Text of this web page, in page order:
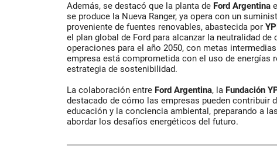
Además, se destacó que la planta de Ford Argentina
se produce la Nueva Ranger, ya opera con un
proveniente de fuentes renovables, abastecida por
el plan global de Ford para alcanzar la neutralidad de
operaciones para el año 2050, con metas
empresa está comprometida con el uso de energías
estrategia de sostenibilidad.
La colaboración entre Ford Argentina, la Fundación
destacado de cómo las empresas pueden contribuir
educación y la conciencia ambiental, preparando a
abordar los desafíos energéticos del futuro.